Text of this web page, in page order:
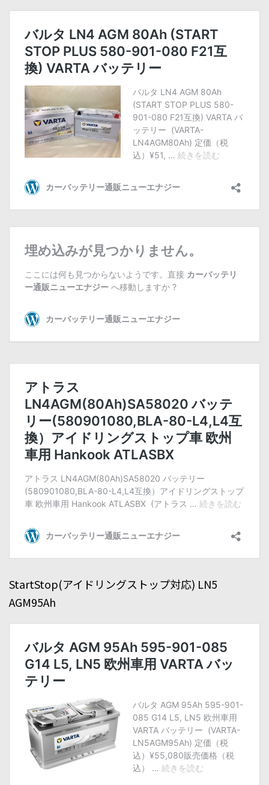
StartStop(アイドリングストップ対応) LN5
AGM95Ah